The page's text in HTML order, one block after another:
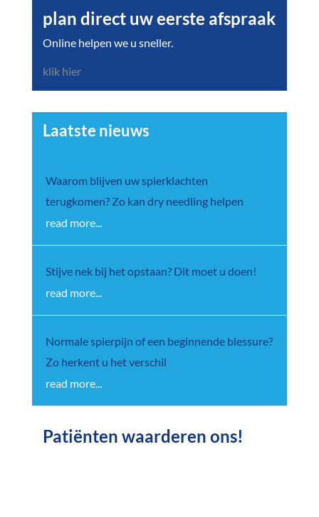
plan direct uw eerste afspraak
Online helpen we u sneller.
klik hier
Laatste nieuws
Waarom blijven uw spierklachten
terugkomen? Zo kan dry needling helpen
read more...
Stijve nek bij het opstaan? Dit moet u doen!
read more...
Normale spierpijn of een beginnende blessure?
Zo herkent u het verschil
read more...
Patiënten waarderen ons!